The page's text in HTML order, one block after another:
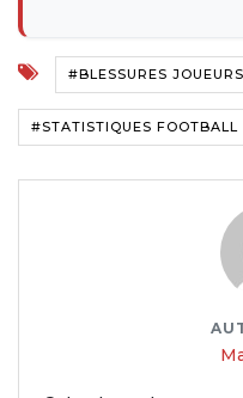
#BLESSURES JOUEURS
#STATISTIQUES FOOTBALL